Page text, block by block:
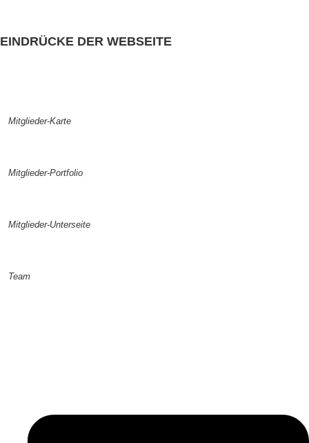
EINDRÜCKE DER WEBSEITE
Mitglieder-Karte
Mitglieder-Portfolio
Mitglieder-Unterseite
Team